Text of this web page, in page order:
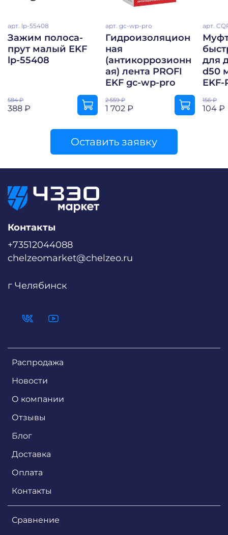
арт. lp-55408
Зажим полоса-
прут малый EKF
lp-55408
584 ₽
388 ₽
арт. gc-wp-pro
Гидроизоляцион
ная
(антикоррозионн
ая) лента PROFI
EKF gc-wp-pro
2 559 ₽
1 702 ₽
арт.
для
d50
EKF-
156 ₽
104 ₽
Оставить заявку
Распродажа
Новости
О компании
Отзывы
Блог
Доставка
Оплата
Контакты
Сравнение
Контакты
+73512044088
chelzeomarket@chelzeo.ru
г Челябинск